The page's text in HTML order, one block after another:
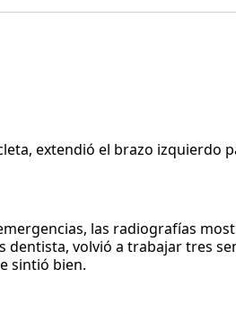
extendió el brazo izquierdo
las radiografías
dentista, volvió a trabajar tres
sintió bien.